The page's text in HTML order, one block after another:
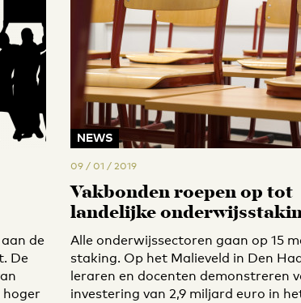
de
De
hoger
NEWS
09 / 01 / 2019
Vakbonden roepen op tot
landelijke
Alle onderwijssectoren gaan op 15
staking. Op het Malieveld in Den
leraren en docenten demonstreren
investering van 2,9 miljard euro in